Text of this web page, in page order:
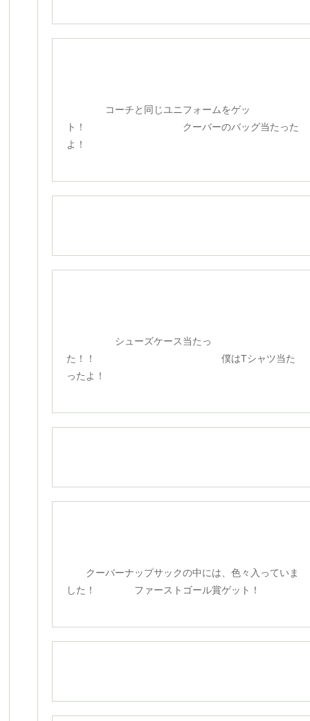
コーチと同じユニフォームをゲッ
ト！ クーバーのバッグ当たった
よ！
シューズケース当たっ
た！！ 僕はTシャツ当た
ったよ！
クーバーナップサックの中には、色々入っていま
した！ ファーストゴール賞ゲット！